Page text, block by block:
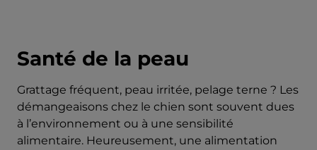
Santé de la peau
Grattage fréquent, peau irritée, pelage terne ? Les
démangeaisons chez le chien sont souvent dues
à l’environnement ou à une sensibilité
alimentaire. Heureusement, une alimentation